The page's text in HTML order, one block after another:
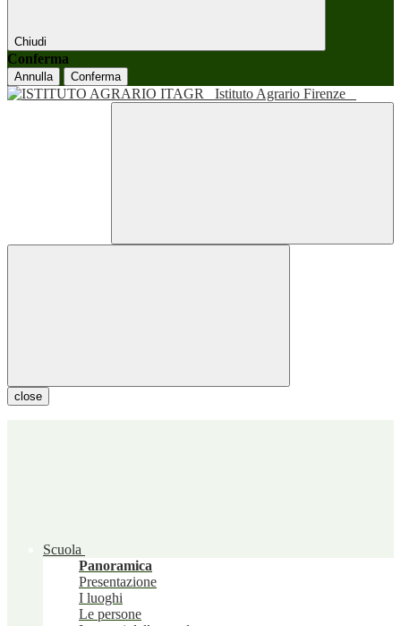
Chiudi
Conferma
Annulla Conferma
Istituto Agrario Firenze
close
Scuola
Panoramica
Presentazione
I luoghi
Le persone